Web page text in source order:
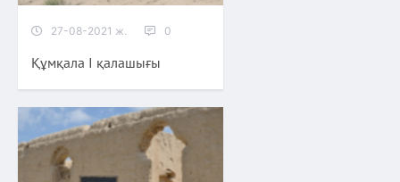
27-08-2021 ж. 0
Құмқала І қалашығы